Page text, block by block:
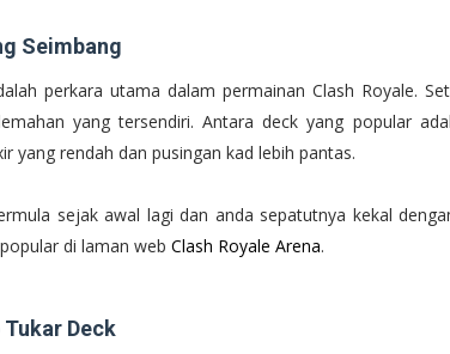
Seimbang
perkara utama dalam permainan Clash Royale.
yang tersendiri. Antara deck yang popular
yang rendah dan pusingan kad lebih pantas.
sejak awal lagi dan anda sepatutnya kekal
di laman web Clash Royale Arena.
Deck